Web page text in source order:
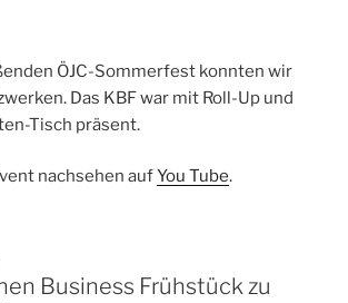
ÖJC-Sommerfest konnten wir
Das KBF war mit Roll-Up und
Tisch präsent.
nachsehen aufYou Tube.
Business Frühstück zu